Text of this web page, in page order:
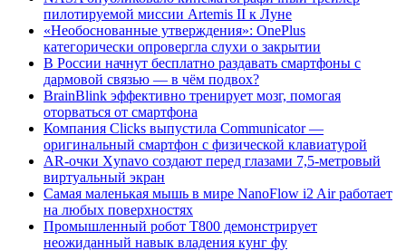
пилотируемой миссии Artemis II к Луне
«Необоснованные утверждения»: OnePlus
категорически опровергла слухи о закрытии
В России начнут бесплатно раздавать смартфоны с
дармовой связью — в чём подвох?
BrainBlink эффективно тренирует мозг, помогая
оторваться от смартфона
Компания Clicks выпустила Communicator —
оригинальный смартфон с физической клавиатурой
AR-очки Xynavo создают перед глазами 7,5-метровый
виртуальный экран
Самая маленькая мышь в мире NanoFlow i2 Air работает
на любых поверхностях
Промышленный робот Т800 демонстрирует
неожиданный навык владения кунг фу